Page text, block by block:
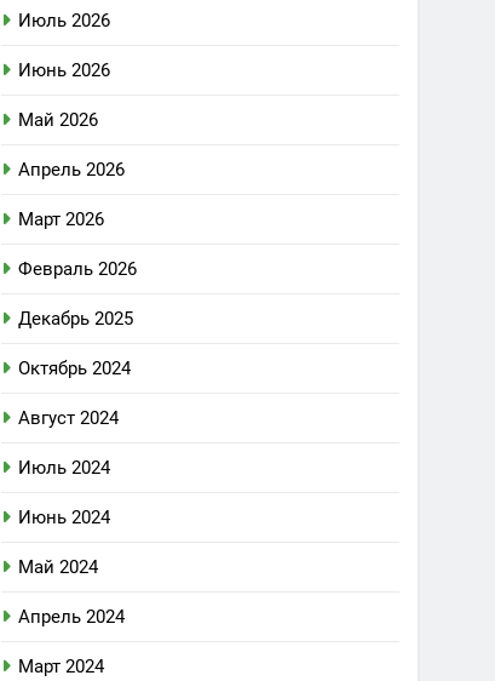
Июль 2026
Июнь 2026
Май 2026
Апрель 2026
Март 2026
Февраль 2026
Декабрь 2025
Октябрь 2024
Август 2024
Июль 2024
Июнь 2024
Май 2024
Апрель 2024
Март 2024